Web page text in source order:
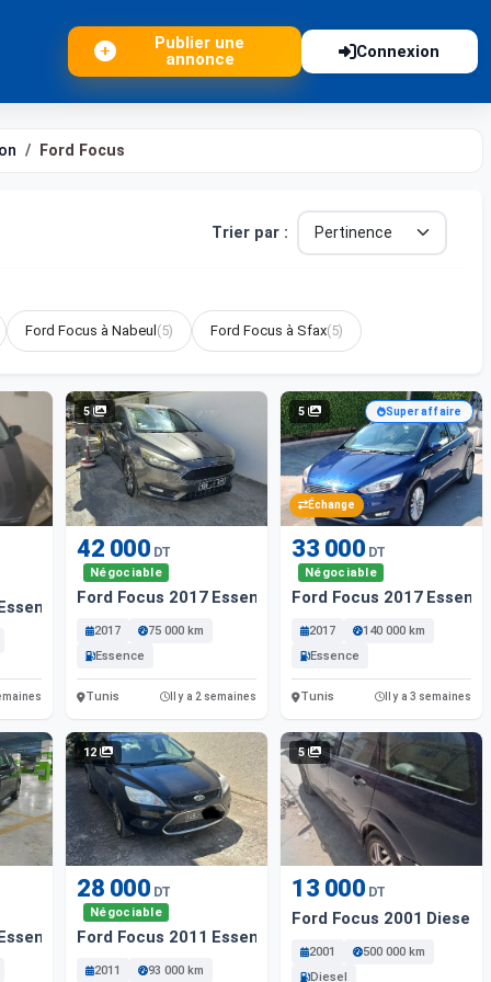
Publier une
annonce
Connexion
Ford Focus
Trier par :
Ford Focus à Nabeul (5) Ford Focus à Sfax(5)
5
42 000 DT
Négociable
Ford Focus 2017 Essence
2017
75 000 km
Essence
Tunis Il y a 2 semaines
5
Échange
Super affaire
33 000 DT
Négociable
Ford Focus 2017
2017
140 000 km
Essence
Tunis Il y a 3 semaines
12
28 000 DT
Négociable
Ford Focus 2011 Essence
2011
93 000 km
5
13 000 DT
Ford Focus 2001 Diesel
2001
500 000 km
Diesel